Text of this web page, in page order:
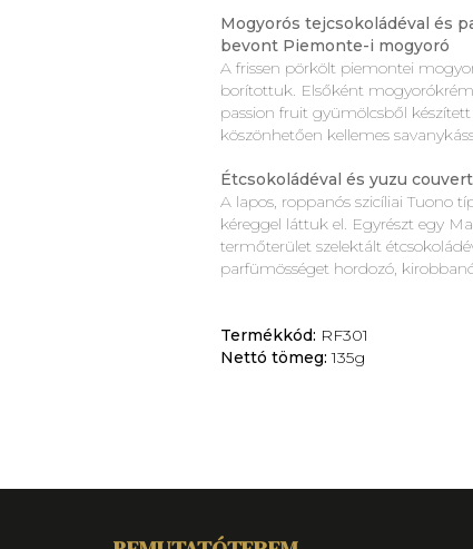
Mogyorós tejcsokoládéval és
bevont Piemonte-i mogyoró
A frissen pörkölt piemontei
borítottuk. Elsőként
passion fruit gyümölcsből
köszönhetően kellemes
Étcsokoládéval és yuzu
A lapos, roppanós szicíliai Tuono
kéreggel láttuk el. Egyrészt egy
termőterület szelektált
parfümösséget hordozó,
Termékkód: RF301
Nettó tömeg:135g